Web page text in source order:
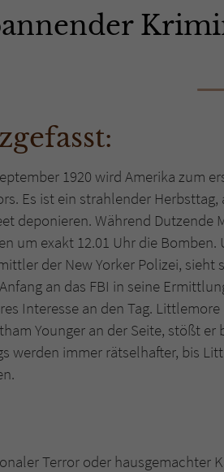
1920 wird Amerika zum
Es ist ein strahlender
deponieren. Während Dutzende
um exakt 12.01 Uhr die
der New Yorker Polizei,
an das FBI in seine
Interesse an den Tag.
Younger an der Seite, stößt
werden immer rätselhafter, bis
Terror oder hausgemachter